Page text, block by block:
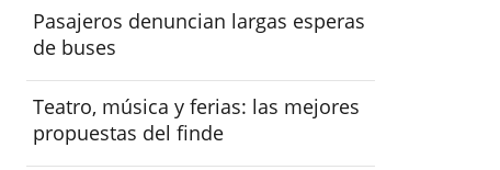
Pasajeros denuncian largas esperas
de buses
Teatro, música y ferias: las mejores
propuestas del finde